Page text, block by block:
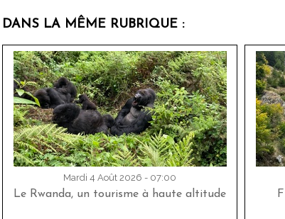
DANS LA MÊME RUBRIQUE :
Mardi 4 Août 2026 - 07:00
Le Rwanda, un tourisme à haute altitude